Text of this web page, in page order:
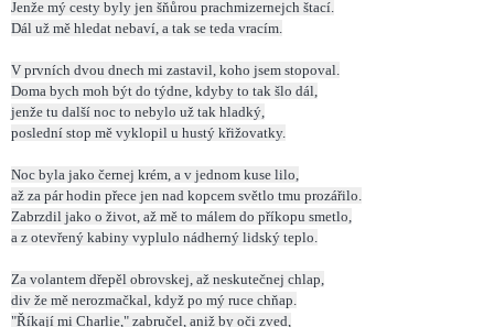
Jenže mý cesty byly jen šňůrou prachmizernejch štací.
Dál už mě hledat nebaví, a tak se teda vracím.
V prvních dvou dnech mi zastavil, koho jsem stopoval.
Doma bych moh být do týdne, kdyby to tak šlo dál,
jenže tu další noc to nebylo už tak hladký,
poslední stop mě vyklopil u hustý křižovatky.
Noc byla jako černej krém, a v jednom kuse lilo,
až za pár hodin přece jen nad kopcem světlo tmu prozářilo.
Zabrzdil jako o život, až mě to málem do příkopu smetlo,
a z otevřený kabiny vyplulo nádherný lidský teplo.
Za volantem dřepěl obrovskej, až neskutečnej chlap,
div že mě nerozmačkal, když po mý ruce chňap.
"Říkají mi Charlie," zabručel, aniž by oči zved,